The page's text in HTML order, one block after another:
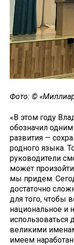
Фото: ©
«В этом году
обозначил
развития —
родного языка.
руководители
может
мы придем.
достаточно
для того, чтобы
национальное и
великими
имеем